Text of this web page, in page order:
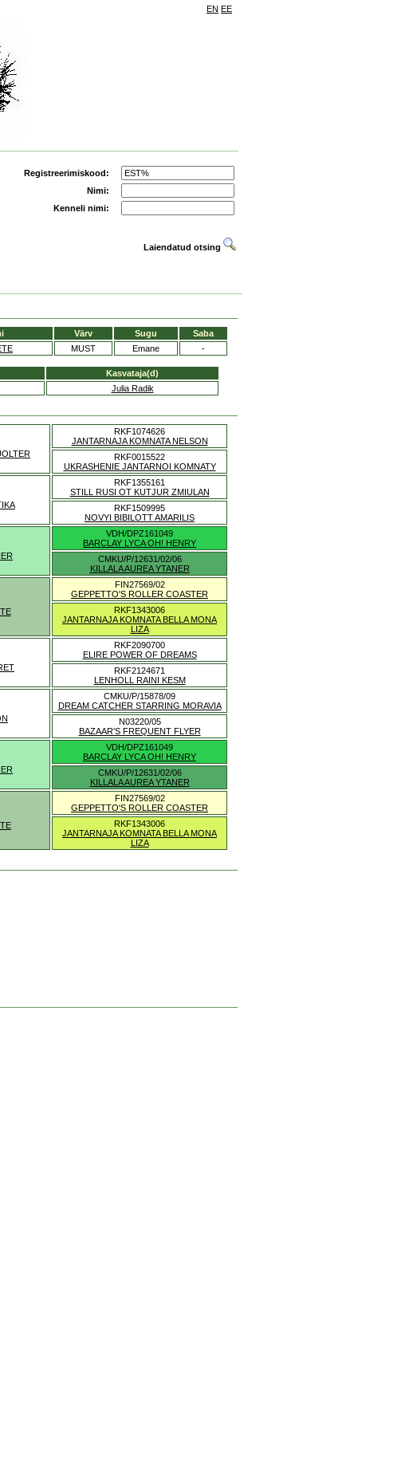
EN EE
Registreerimiskood:
Nimi:
Kenneli nimi:
Laiendatud otsing
Värv Sugu
Saba
MUST Emane -
Kasvataja(d)
Julia Radik
RKF1074626
JANTARNAJA KOMNATA NELSON
RKF0015522
UKRASHENIE JANTARNOI KOMNATY
RKF1355161
STILL RUSI OT KUTJUR ZMIULAN
RKF1509995
NOVYI BIBILOTT AMARILIS
VDH/DPZ161049
BARCLAY LYCA OH! HENRY
CMKU/P/12631/02/06
KILLALA AUREA YTANER
FIN27569/02
GEPPETTO'S ROLLER COASTER
RKF1343006
JANTARNAJA KOMNATA BELLA MONA
LIZA
RKF2090700
ELIRE POWER OF DREAMS
RKF2124671
LENHOLL RAINI KESM
CMKU/P/15878/09
DREAM CATCHER STARRING MORAVIA
N03220/05
BAZAAR'S FREQUENT FLYER
VDH/DPZ161049
BARCLAY LYCA OH! HENRY
CMKU/P/12631/02/06
KILLALA AUREA YTANER
FIN27569/02
GEPPETTO'S ROLLER COASTER
RKF1343006
JANTARNAJA KOMNATA BELLA MONA
LIZA